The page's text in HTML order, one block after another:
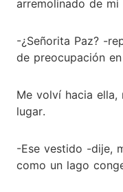
arremolinado de mi
-¿Señorita Paz? -
de preocupación
Me volví hacia ella,
lugar.
-Ese vestido -dije,
como un lago